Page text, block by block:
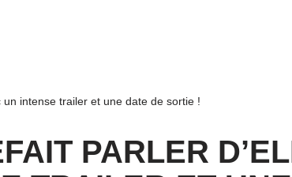
un intense trailer et une date de sortie !
PARLER